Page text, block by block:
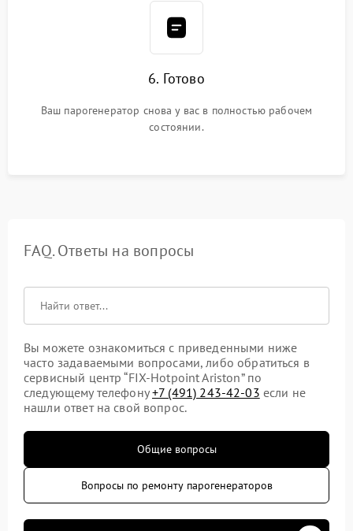
6. Готово
Ваш парогенератор снова у вас в полностью рабочем
состоянии.
FAQ. Ответы на вопросы
Вы можете ознакомиться с приведенными ниже
часто задаваемыми вопросами, либо обратиться в
сервисный центр “FIX-Hotpoint Ariston” по
следующему телефону+7 (491) 243-42-03 если не
нашли ответ на свой вопрос.
Общие вопросы
Вопросы по ремонту парогенераторов